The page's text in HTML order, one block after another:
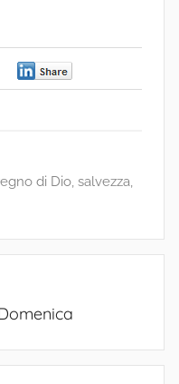
di Dio, salvezza,